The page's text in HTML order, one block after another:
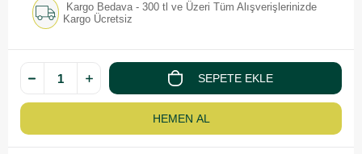
Kargo Bedava - 300 tl ve Üzeri Tüm Alışverişlerinizde
Kargo Ücretsiz